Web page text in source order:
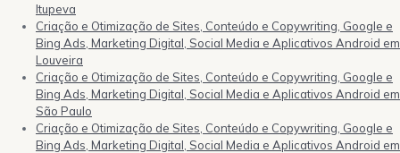
Itupeva
Criação e Otimização de Sites, Conteúdo e Copywriting, Google e
Bing Ads, Marketing Digital, Social Media e Aplicativos Android em
Louveira
Criação e Otimização de Sites, Conteúdo e Copywriting, Google e
Bing Ads, Marketing Digital, Social Media e Aplicativos Android em
São Paulo
Criação e Otimização de Sites, Conteúdo e Copywriting, Google e
Bing Ads, Marketing Digital, Social Media e Aplicativos Android em